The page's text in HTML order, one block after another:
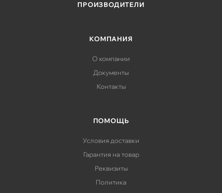
ПРОИЗВОДИТЕЛИ
КОМПАНИЯ
О компании
Документы
Контакты
ПОМОЩЬ
Условия доставки
Гарантия на товар
Реквизиты
Политика